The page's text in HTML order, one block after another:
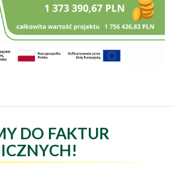
DO FAKTUR